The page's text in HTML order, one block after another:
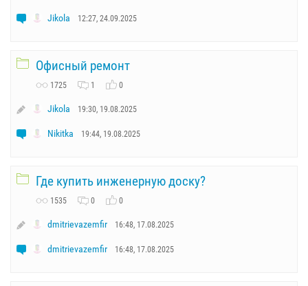
Jikola 12:27, 24.09.2025
Офисный ремонт
1725 1 0
Jikola 19:30, 19.08.2025
Nikitka 19:44, 19.08.2025
Где купить инженерную доску?
1535 0 0
dmitrievazemfir 16:48, 17.08.2025
dmitrievazemfir 16:48, 17.08.2025